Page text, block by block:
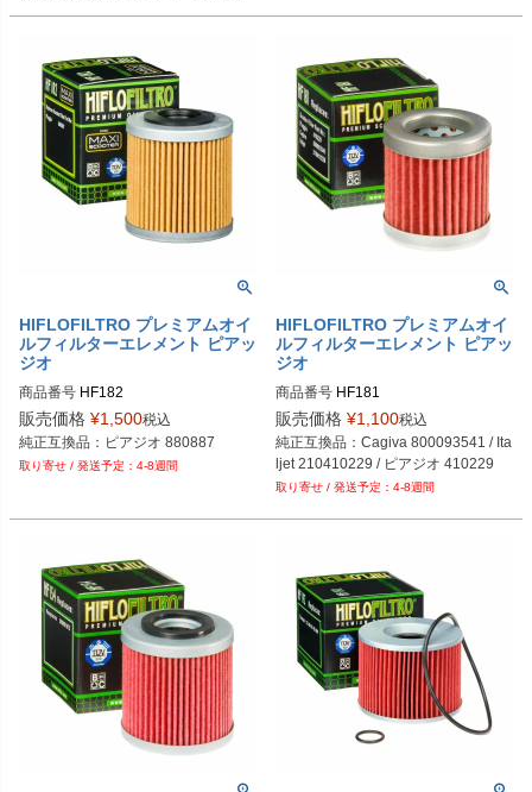
HIFLOFILTRO プレミアムオイ
ルフィルターエレメント ピアッ
ジオ
商品番号 HF182
販売価格 ¥1,500税込
純正互換品：ピアジオ 880887
4-8週間
HIFLOFILTRO プレミアムオイ
ルフィルターエレメント ピアッ
ジオ
商品番号 HF181
販売価格 ¥1,100税込
純正互換品：Cagiva 800093541 / Ita
ljet 210410229 / ピアジオ 410229
4-8週間